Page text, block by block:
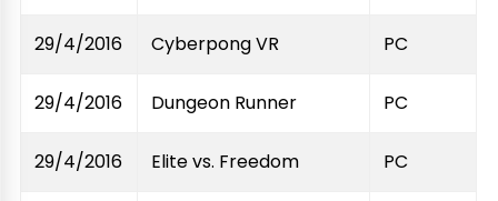
29/4/2016 Cyberpong VR PC
29/4/2016 Dungeon Runner PC
29/4/2016 Elite vs. Freedom PC